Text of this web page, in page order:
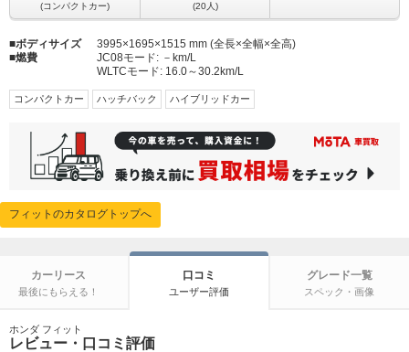
(コンパクトカー) (20人)
ボディサイズ
3995×1695×1515 mm (全長×全幅×全高)
燃費
JC08モード: －km/L
WLTCモード: 16.0～30.2km/L
コンパクトカー ハッチバック ハイブリッドカー
フィットのカタログトップへ
カーリース
最後にもらえる！
口コミ
ユーザー評価
グレード一覧
スペック・画像
ホンダ フィット
レビュー・口コミ評価